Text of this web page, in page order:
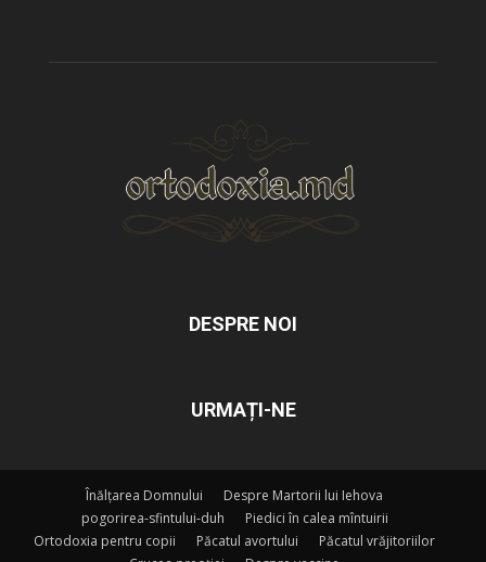
DESPRE NOI
URMAȚI-NE
Înălțarea Domnului
Despre Martorii lui Iehova
pogorirea-sfintului-duh
Piedici în calea mîntuirii
Ortodoxia pentru copii
Păcatul avortului
Păcatul vrăjitoriilor